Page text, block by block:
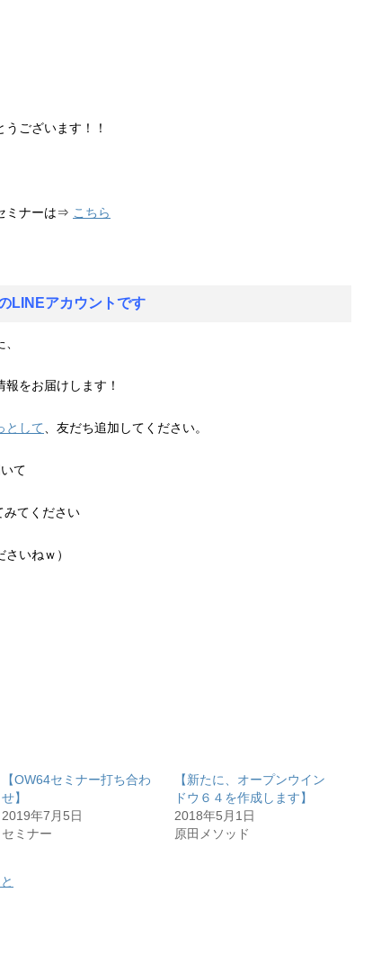
ございます！！
ミナーは⇒ こちら
LINEアカウントです
報をお届けします！
として 、友だち追加してください。
て
みてください
いねｗ）
【OW64セミナー打ち合わ
せ】
2019年7月5日
セミナー
【新たに、オープンウイン
ドウ６４を作成します】
2018年5月1日
原田メソッド